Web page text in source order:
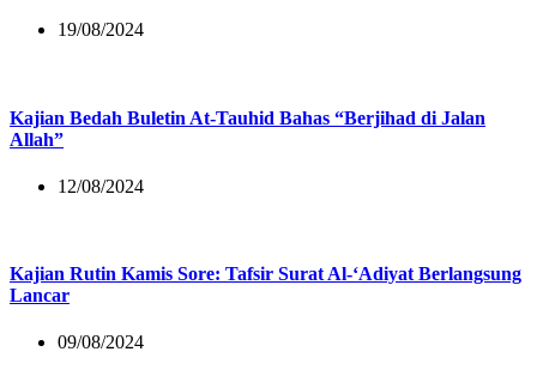
19/08/2024
Kajian Bedah Buletin At-Tauhid Bahas “Berjihad di Jalan
Allah”
12/08/2024
Kajian Rutin Kamis Sore: Tafsir Surat Al-‘Adiyat Berlangsung
Lancar
09/08/2024